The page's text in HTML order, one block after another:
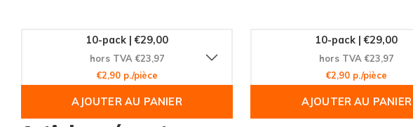
10-pack | €29,00
hors TVA €23,97
€2,90 p./pièce
AJOUTER AU PANIER
10-pack | €29,00
hors TVA €23,97
€2,90 p./pièce
AJOUTER AU PANIER